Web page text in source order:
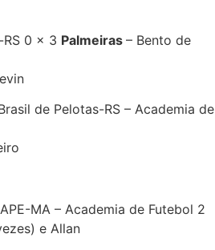
RS 0 x 3 Palmeiras – Bento de
de Pelotas-RS – Academia de
MA – Academia de Futebol 2
e Allan